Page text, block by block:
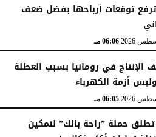
ترفع توقعات أرباحها بفضل ضعف
06:06 مـ
الإنتاج في رومانيا بسبب العطلة
أزمة الكهرباء
06:05 مـ
حملة ”راحة بالك” لتمكين